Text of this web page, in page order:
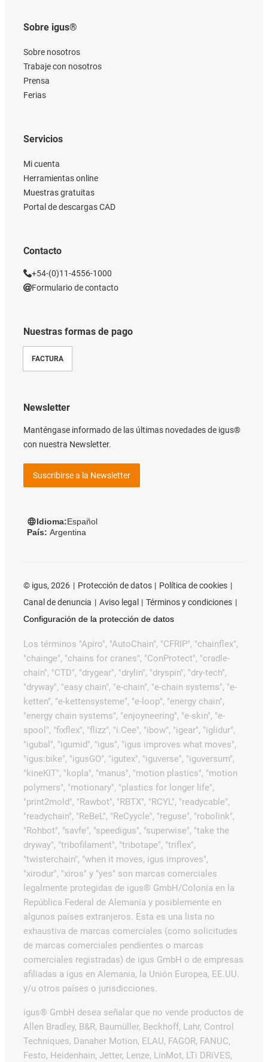
Sobre igus®
Sobre nosotros
Trabaje con nosotros
Prensa
Ferias
Nuestras formas de pago
FACTURA
Servicios
Mi cuenta
Herramientas online
Muestras gratuitas
Portal de descargas CAD
Contacto
+54-(0)11-4556-1000
Formulario de contacto
Newsletter
Manténgase informado de las últimas novedades de igus®
con nuestra Newsletter.
Suscribirse a la Newsletter
Idioma:Español
País: Argentina
© igus, 2026 Protección de datos
Política de cookies
Canal de denuncia
Aviso legal
Términos y condiciones
Configuración de la protección de datos
Los términos "Apiro", "AutoChain", "CFRIP", "chainflex",
"chainge", "chains for cranes", "ConProtect", "cradle-
chain", "CTD", "drygear", "drylin", "dryspin", "dry-tech",
"dryway", "easy chain", "e-chain", "e-chain systems", "e-
ketten", "e-kettensysteme", "e-loop", "energy chain",
"energy chain systems", "enjoyneering", "e-skin", "e-
spool", "fixflex", "flizz", "i.Cee", "ibow", "igear", "iglidur",
"igubal", "igumid", "igus", "igus improves what moves",
"igus:bike", "igusGO", "igutex", "iguverse", "iguversum",
"kineKIT", "kopla", "manus", "motion plastics", "motion
polymers", "motionary", "plastics for longer life",
"print2mold", "Rawbot", "RBTX", "RCYL", "readycable",
"readychain", "ReBeL", "ReCyycle", "reguse", "robolink",
"Rohbot", "savfe", "speedigus", "superwise", "take the
dryway", "tribofilament", "tribotape", "triflex",
"twisterchain", "when it moves, igus improves",
"xirodur", "xiros" y "yes" son marcas comerciales
legalmente protegidas de igus® GmbH/Colonia en la
República Federal de Alemania y posiblemente en
algunos países extranjeros. Esta es una lista no
exhaustiva de marcas comerciales (como solicitudes
de marcas comerciales pendientes o marcas
comerciales registradas) de igus GmbH o de empresas
afiliadas a igus en Alemania, la Unión Europea, EE.UU.
y/u otros países o jurisdicciones.
igus® GmbH desea señalar que no vende productos de
Allen Bradley, B&R, Baumüller, Beckhoff, Lahr, Control
Techniques, Danaher Motion, ELAU, FAGOR, FANUC,
Festo, Heidenhain, Jetter, Lenze, LinMot, LTi DRiVES,